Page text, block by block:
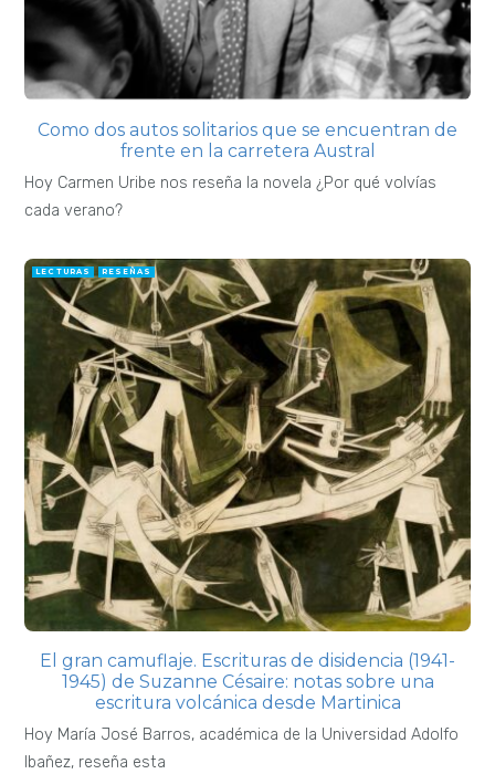
Como dos autos solitarios que se encuentran de
frente en la carretera Austral
Hoy Carmen Uribe nos reseña la novela ¿Por qué volvías
cada verano?
LECTURAS RESEÑAS
El gran camuflaje. Escrituras de disidencia (1941-
1945) de Suzanne Césaire: notas sobre una
escritura volcánica desde Martinica
Hoy María José Barros, académica de la Universidad Adolfo
Ibañez, reseña esta